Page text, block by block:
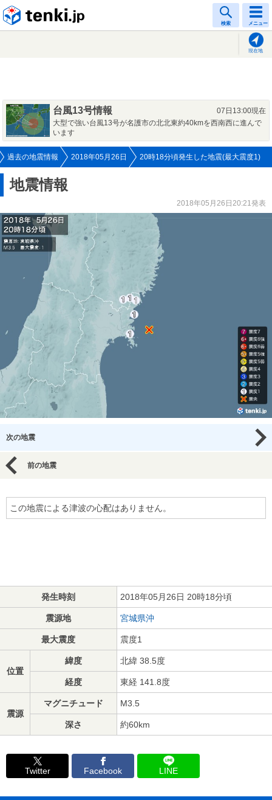
検索 メニュー
現在地
台風13号情報
07日13:00現在
大型で強い台風13号が名護市の北北東約40kmを西南西に進んで
います
過去の地震情報 2018年05月26日 20時18分頃発生した地震(最大震度1)
地震情報
2018年05月26日20:21発表
次の地震
前の地震
この地震による津波の心配はありません。
発生時刻 2018年05月26日 20時18分頃
震源地 宮城県沖
最大震度 震度1
位置
緯度 北緯 38.5度
経度 東経 141.8度
震源
マグニチュード M3.5
深さ 約60km
Twitter Facebook LINE